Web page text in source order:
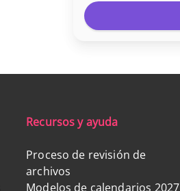
Recursos y ayuda
Proceso de revisión de
archivos
Modelos de calendarios 2027